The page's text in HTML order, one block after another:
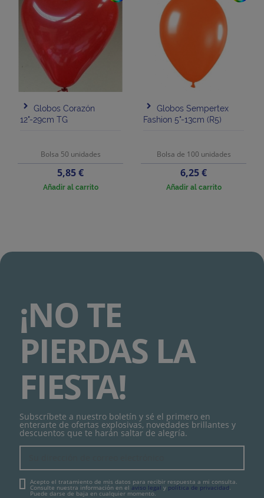
Globos Corazón
12"-29cm TG
Bolsa 50 unidades
Precio
5,85 €
Añadir al carrito
Globos Sempertex
Fashion 5"-13cm (R5)
Bolsa de 100 unidades
Precio
6,25 €
Añadir al carrito
¡NO TE
PIERDAS LA
FIESTA!
Subscríbete a nuestro boletín y sé el primero en
enterarte de ofertas explosivas, novedades brillantes y
descuentos que te harán saltar de alegría.
Acepto el tratamiento de mis datos para recibir respuesta a mi consulta.
Consulte nuestra información en el aviso legal y política de privacidad
Puede darse de baja en cualquier momento.